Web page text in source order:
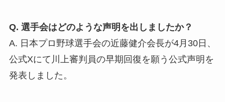
Q. 選手会はどのような声明を出しましたか？
A. 日本プロ野球選手会の近藤健介会長が4月30日、
公式Xにて川上審判員の早期回復を願う公式声明を
発表しました。